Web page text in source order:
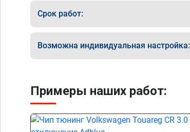
Срок работ:
Возможна индивидуальная настройка:
Примеры наших работ: